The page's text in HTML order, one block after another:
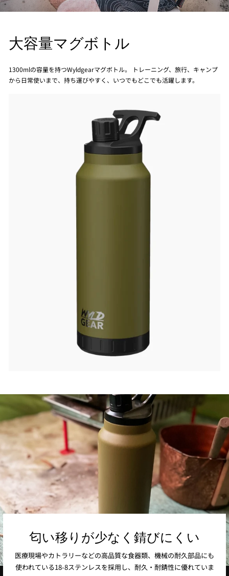
大容量マグボトル
1300mlの容量を持つWyldgearマグボトル。 トレーニング、旅行、キャンプ
から日常使いまで、持ち運びやすく、いつでもどこでも活躍します。
匂い移りが少なく錆びにくい
医療現場やカトラリーなどの高品質な食器類、機械の耐久部品にも
使われている18-8ステンレスを採用し、耐久・耐錆性に優れていま